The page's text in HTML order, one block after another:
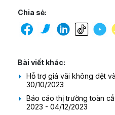
Chia sẻ:
Bài viết khác:
Hỗ trợ giá vãi không dệt
30/10/2023
Báo cáo thị trường toàn
2023 - 04/12/2023